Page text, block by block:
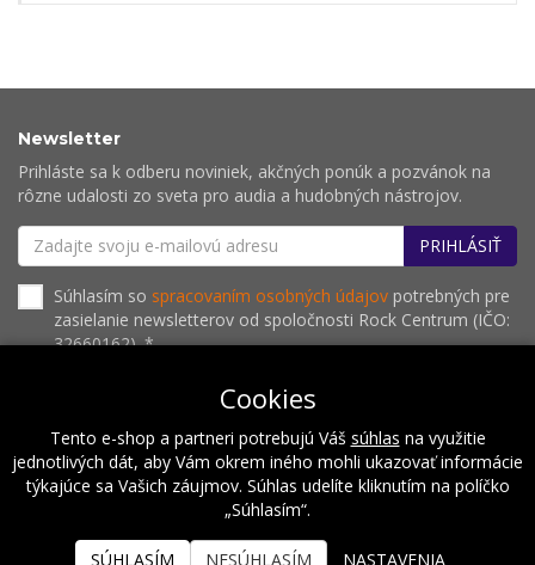
Newsletter
Prihláste sa k odberu noviniek, akčných ponúk a pozvánok na
rôzne udalosti zo sveta pro audia a hudobných nástrojov.
PRIHLÁSIŤ
Súhlasím so spracovaním osobných údajov potrebných pre
zasielanie newsletterov od spoločnosti Rock Centrum (IČO:
32660162). *
O nás Naše hodnoty Inštalácie
Referencie
Kalendár podujatí
Kontakt
2026 © Rock Centrum
Cookies
Tento e-shop a partneri potrebujú Váš súhlas na využitie
jednotlivých dát, aby Vám okrem iného mohli ukazovať informácie
týkajúce sa Vašich záujmov. Súhlas udelíte kliknutím na políčko
„Súhlasím“.
SÚHLASÍM NESÚHLASÍM NASTAVENIA